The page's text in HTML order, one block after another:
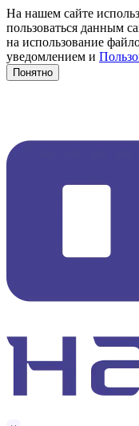
На нашем сайте
пользоваться данным
на использование
уведомлением и
Понятно